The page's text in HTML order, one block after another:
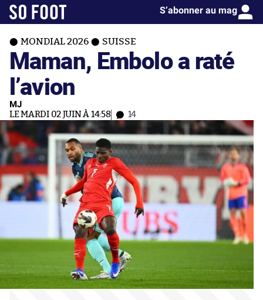
S’abonner au mag
MONDIAL 2026 SUISSE
Maman, Embolo a raté
l’avion
MJ
LE MARDI 02 JUIN À 14:58 14